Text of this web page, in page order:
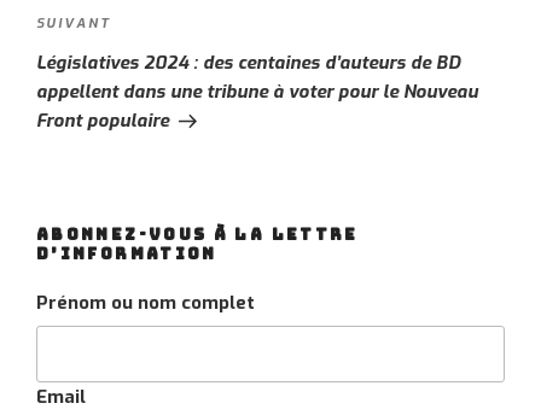
Article
suivant
SUIVANT
Législatives 2024 : des centaines d’auteurs de BD
appellent dans une tribune à voter pour le Nouveau
Front populaire
ABONNEZ-VOUS À LA LETTRE
D’INFORMATION
Prénom ou nom complet
Email